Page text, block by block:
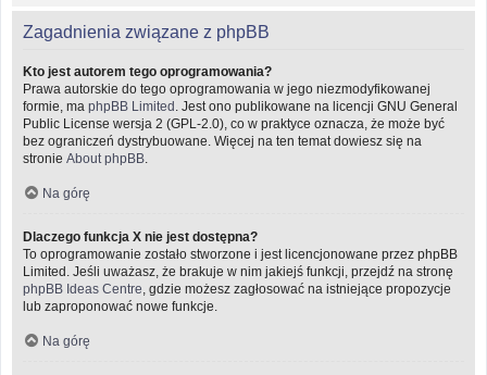
Zagadnienia związane z phpBB
Kto jest autorem tego oprogramowania?
Prawa autorskie do tego oprogramowania w jego niezmodyfikowanej
formie, ma phpBB Limited . Jest ono publikowane na licencji GNU General
Public License wersja 2 (GPL-2.0), co w praktyce oznacza, że może być
bez ograniczeń dystrybuowane. Więcej na ten temat dowiesz się na
stronie About phpBB
Na górę
Dlaczego funkcja X nie jest dostępna?
To oprogramowanie zostało stworzone i jest licencjonowane przez phpBB
Limited. Jeśli uważasz, że brakuje w nim jakiejś funkcji, przejdź na stronę
phpBB Ideas Centre , gdzie możesz zagłosować na istniejące propozycje
lub zaproponować nowe funkcje.
Na górę